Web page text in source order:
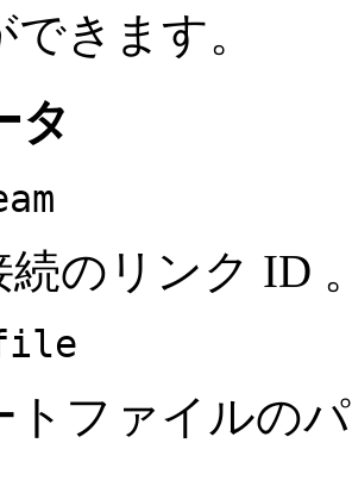
きます。
タ
続のリンク ID
トファイルの